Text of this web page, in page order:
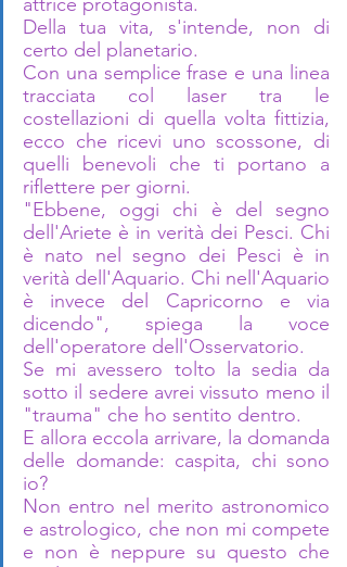
Della tua vita, s'intende, non di
certo del planetario.
Con una semplice frase e una linea
tracciata col laser tra le
costellazioni di quella volta fittizia,
ecco che ricevi uno scossone, di
quelli benevoli che ti portano a
riflettere per giorni.
"Ebbene, oggi chi è del segno
dell'Ariete è in verità dei Pesci. Chi
è nato nel segno dei Pesci è in
verità dell'Aquario. Chi nell'Aquario
è invece del Capricorno e via
dicendo", spiega la voce
dell'operatore dell'Osservatorio.
Se mi avessero tolto la sedia da
sotto il sedere avrei vissuto meno il
"trauma" che ho sentito dentro.
E allora eccola arrivare, la domanda
delle domande: caspita, chi sono
io?
Non entro nel merito astronomico
e astrologico, che non mi compete
e non è neppure su questo che